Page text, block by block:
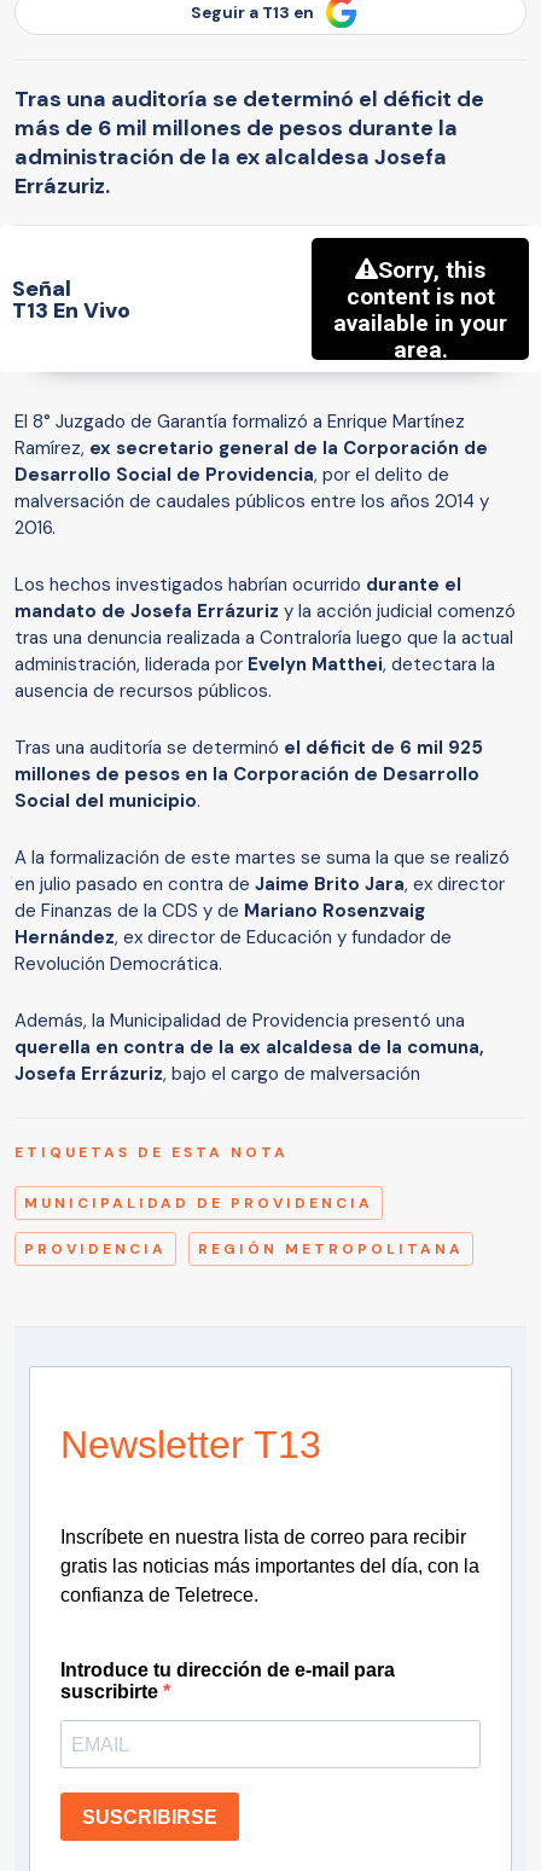
Seguir a T13 en
Tras una auditoría se determinó el déficit de
más de 6 mil millones de pesos durante la
administración de la ex alcaldesa Josefa
Errázuriz.
Señal
T13 En Vivo
El 8° Juzgado de Garantía formalizó a Enrique Martínez
Ramírez, ex secretario general de la Corporación de
Desarrollo Social de Providencia, por el delito de
malversación de caudales públicos entre los años 2014 y
2016.
Los hechos investigados habrían ocurrido durante el
mandato de Josefa Errázuriz y la acción judicial comenzó
tras una denuncia realizada a Contraloría luego que la actual
administración, liderada por Evelyn Matthei, detectara la
ausencia de recursos públicos.
Tras una auditoría se determinó el déficit de 6 mil 925
millones de pesos en la Corporación de Desarrollo
Social del municipio.
A la formalización de este martes se suma la que se realizó
en julio pasado en contra de Jaime Brito Jara, ex director
de Finanzas de la CDS y de Mariano Rosenzvaig
Hernández, ex director de Educación y fundador de
Revolución Democrática.
Además, la Municipalidad de Providencia presentó una
querella en contra de la ex alcaldesa de la comuna,
Josefa Errázuriz, bajo el cargo de malversación
ETIQUETAS DE ESTA NOTA
MUNICIPALIDAD DE PROVIDENCIA
PROVIDENCIA REGIÓN METROPOLITANA
Newsletter T13
Inscríbete en nuestra lista de correo para recibir
gratis las noticias más importantes del día, con la
confianza de Teletrece.
Introduce tu dirección de e-mail para
suscribirte
SUSCRIBIRSE